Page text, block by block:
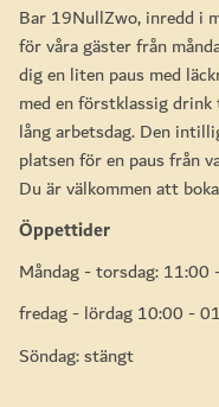
Bar 19NullZwo, inredd i
för våra gäster från
dig en liten paus med
med en förstklassig
lång arbetsdag. Den
platsen för en paus från
Du är välkommen att
Öppettider
Måndag - torsdag: 11:00
fredag - lördag 10:00 -
Söndag: stängt